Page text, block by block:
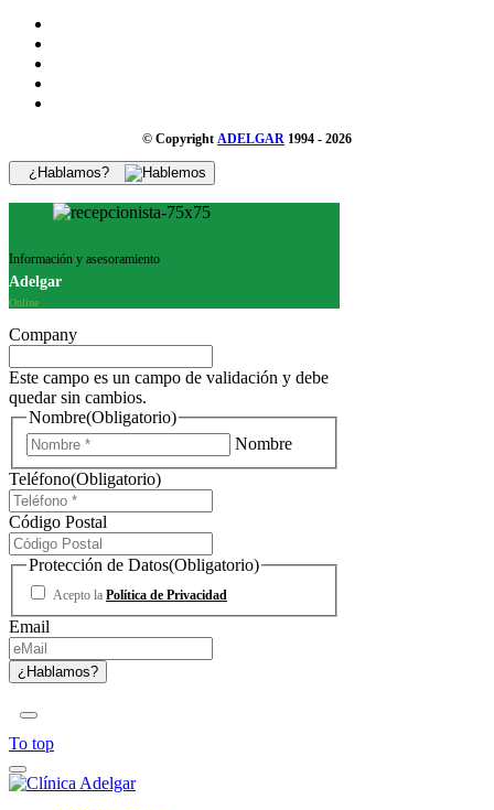
© Copyright ADELGAR 1994 - 2026
¿Hablamos?
Información y asesoramiento
Adelgar
Online
Company
Este campo es un campo de validación y debe
quedar sin cambios.
Nombre(Obligatorio)
Nombre
Teléfono(Obligatorio)
Código Postal
Protección de Datos(Obligatorio)
Acepto la Política de Privacidad
Email
To top